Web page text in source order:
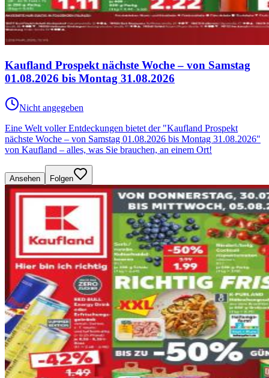
Kaufland Prospekt nächste Woche – von Samstag
01.08.2026 bis Montag 31.08.2026
Nicht angegeben
Eine Welt voller Entdeckungen bietet der "Kaufland Prospekt
nächste Woche – von Samstag 01.08.2026 bis Montag 31.08.2026"
von Kaufland – alles, was Sie brauchen, an einem Ort!
Ansehen Folgen